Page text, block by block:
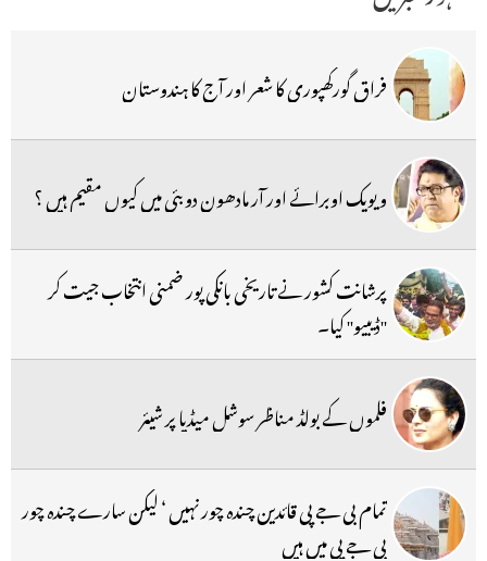
فراق گورکھپوری کا شعر اور آج کا ہندوستان
ویویک اوبرائے اور آر مادھون دوبئی میں کیوں مقیم ہیں ؟
پرشانت کشور نے تاریخی بانکی پور ضمنی انتخاب جیت کر
''ڈیبیو'' کیا۔
فلموں کے بولڈ مناظر سوشل میڈیا پر شیئر
تمام بی جے پی قائدین چندہ چور نہیں ‘ لیکن سارے چندہ چور
بی جے پی میں ہیں